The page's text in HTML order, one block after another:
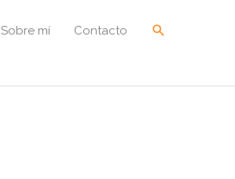
Sobre mí Contacto Buscar